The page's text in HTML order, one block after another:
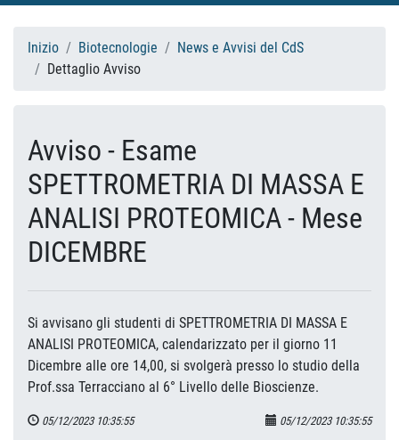
Inizio Biotecnologie
News e Avvisi del CdS
Dettaglio Avviso
Avviso - Esame
SPETTROMETRIA DI MASSA E
ANALISI PROTEOMICA - Mese
DICEMBRE
Si avvisano gli studenti di SPETTROMETRIA DI MASSA E
ANALISI PROTEOMICA, calendarizzato per il giorno 11
Dicembre alle ore 14,00, si svolgerà presso lo studio della
Prof.ssa Terracciano al 6° Livello delle Bioscienze.
05/12/2023 10:35:55 05/12/2023 10:35:55